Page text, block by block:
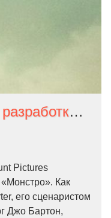
Сиквел «Монстро» в разработке! Его напишет сценарист сериала «Люди» и хоррора «Ритуал»
Pictures
«Монстро». Как
его сценаристом
Джо Бартон,